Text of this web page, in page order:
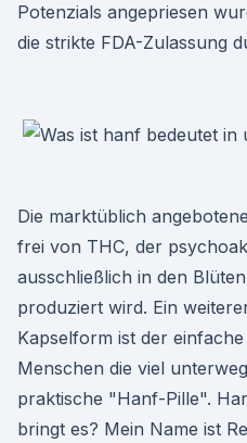
Potenzials angepriesen
die strikte FDA-Zulassung
Die marktüblich
frei von THC, der
ausschließlich in den
produziert wird. Ein
Kapselform ist der
Menschen die viel
praktische "Hanf-Pille".
bringt es? Mein Name ist